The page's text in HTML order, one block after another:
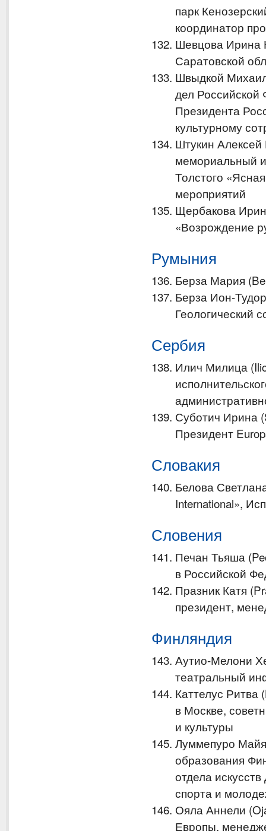
парк
координатор
Шевцова Ирина
Саратовской
Швыдкой
дел Российской
Президента
культурному
Штукин
мемориальный
Толстого
мероприятий
Щербакова
«Возрождение
Румыния
Берза Мария
Берза Ион-
Геологический
Сербия
Илич Милица
Суботич Ирина
Президент
Словакия
Белова
International»,
Словения
Печан Тьяша
в Российской
Празник Катя
президент,
Финляндия
Аутио-Мелони
театральный
Каттелус
в Москве,
и культуры
Луммепуро
образования
отдела
спорта и
Ояла Аннели
Европы,